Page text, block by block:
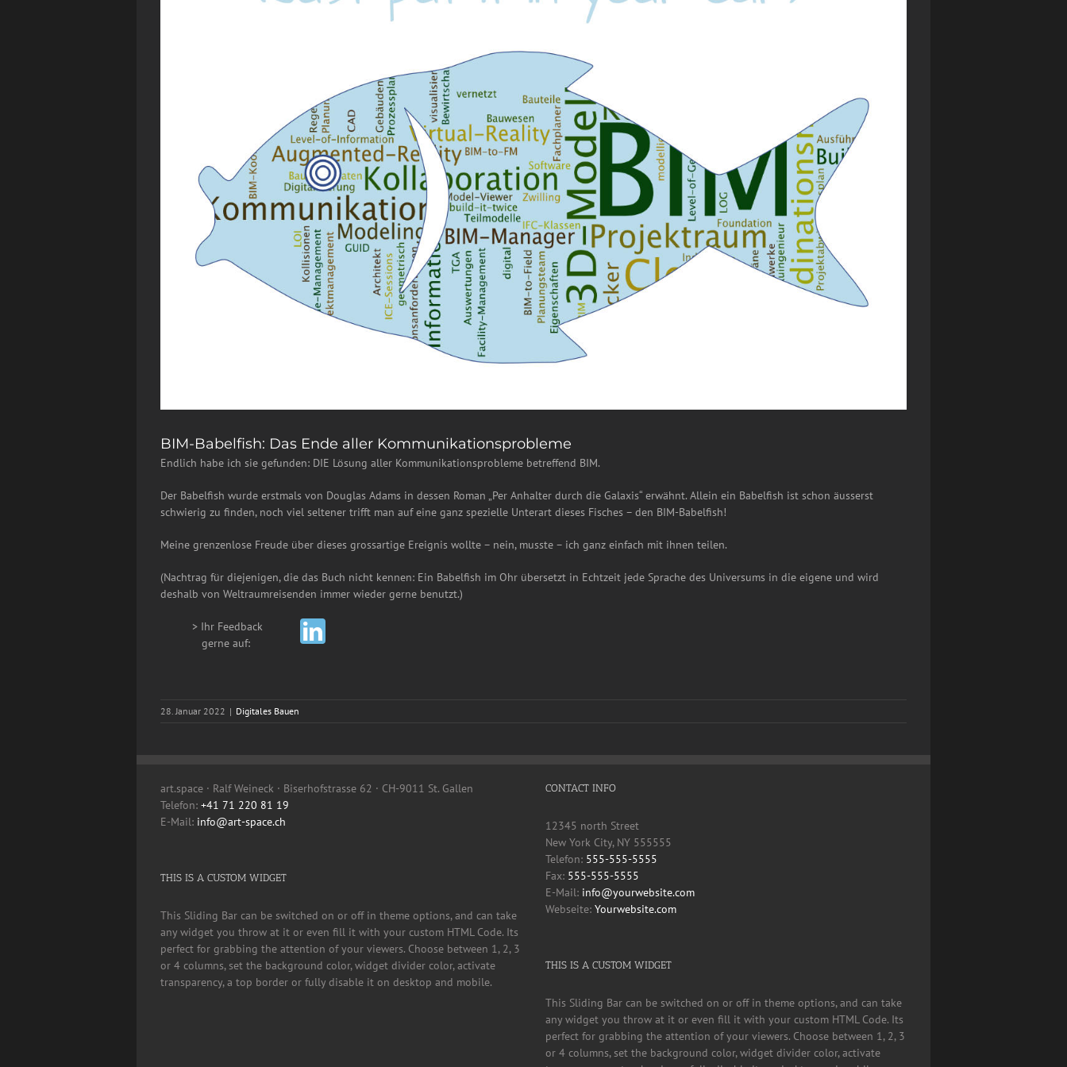
BIM-Babelfish: Das Ende aller Kommunikationsprobleme
Endlich habe ich sie gefunden: DIE Lösung aller Kommunikationsprobleme betreffend BIM.
Der Babelfish wurde erstmals von Douglas Adams in dessen Roman „Per Anhalter durch die Galaxis“ erwähnt. Allein ein Babelfish ist schon äusserst
schwierig zu finden, noch viel seltener trifft man auf eine ganz spezielle Unterart dieses Fisches – den BIM-Babelfish!
Meine grenzenlose Freude über dieses grossartige Ereignis wollte – nein, musste – ich ganz einfach mit ihnen teilen.
(Nachtrag für diejenigen, die das Buch nicht kennen: Ein Babelfish im Ohr übersetzt in Echtzeit jede Sprache des Universums in die eigene und wird
deshalb von Weltraumreisenden immer wieder gerne benutzt.)
> Ihr Feedback
gerne auf:
28. Januar 2022 | Digitales Bauen
art.space · Ralf Weineck · Biserhofstrasse 62 · CH-9011 St. Gallen
Telefon: +41 71 220 81 19
E-Mail: info@art-space.ch
THIS IS A CUSTOM WIDGET
This Sliding Bar can be switched on or off in theme options, and can take
any widget you throw at it or even fill it with your custom HTML Code. Its
perfect for grabbing the attention of your viewers. Choose between 1, 2, 3
or 4 columns, set the background color, widget divider color, activate
transparency, a top border or fully disable it on desktop and mobile.
CONTACT INFO
12345 north Street
New York City, NY 555555
Telefon: 555-555-5555
Fax: 555-555-5555
E-Mail: info@yourwebsite.com
Webseite: Yourwebsite.com
THIS IS A CUSTOM WIDGET
This Sliding Bar can be switched on or off in theme options, and can take
any widget you throw at it or even fill it with your custom HTML Code. Its
perfect for grabbing the attention of your viewers. Choose between 1, 2, 3
or 4 columns, set the background color, widget divider color, activate